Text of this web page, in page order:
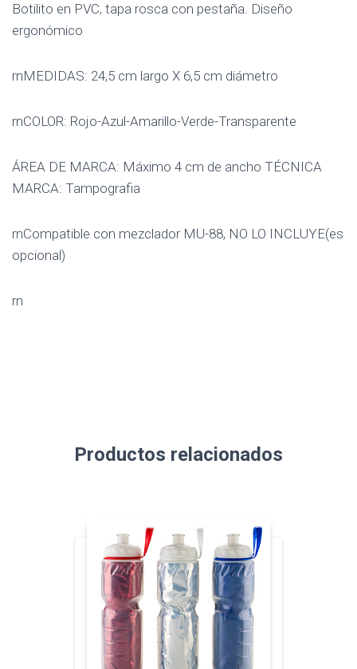
Botilito en PVC, tapa rosca con pestaña. Diseño
ergonómico
rnMEDIDAS: 24,5 cm largo X 6,5 cm diámetro
rnCOLOR: Rojo-Azul-Amarillo-Verde-Transparente
ÁREA DE MARCA: Máximo 4 cm de ancho TÉCNICA
MARCA: Tampografia
rnCompatible con mezclador MU-88, NO LO INCLUYE(es
opcional)
rn
Productos relacionados